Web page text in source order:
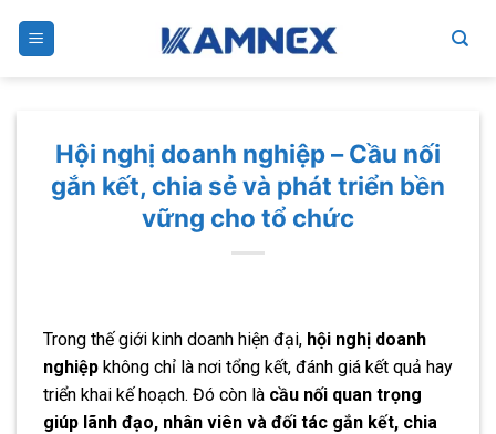
Hội nghị doanh nghiệp – Cầu nối
gắn kết, chia sẻ và phát triển bền
vững cho tổ chức
Trong thế giới kinh doanh hiện đại, hội nghị doanh
nghiệp không chỉ là nơi tổng kết, đánh giá kết quả hay
triển khai kế hoạch. Đó còn là cầu nối quan trọng
giúp lãnh đạo, nhân viên và đối tác gắn kết, chia